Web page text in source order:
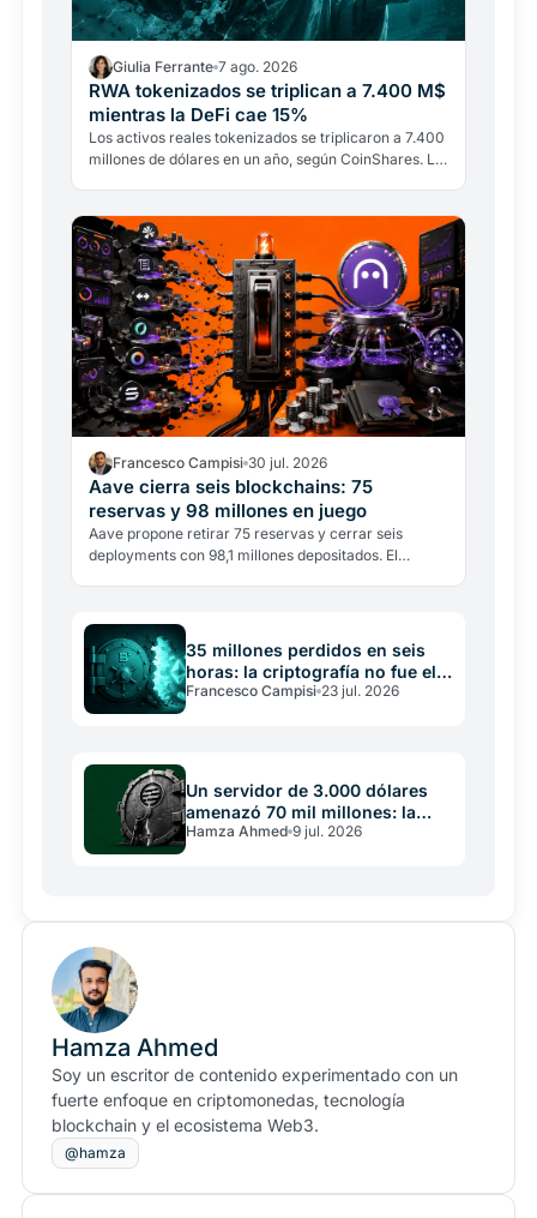
Giulia Ferrante 7 ago. 2026
RWA tokenizados se triplican a 7.400 M$
mientras la DeFi cae 15%
Los activos reales tokenizados se triplicaron a 7.400
millones de dólares en un año, según CoinShares. La
Francesco Campisi 30 jul. 2026
Aave cierra seis blockchains: 75
reservas y 98 millones en juego
Aave propone retirar 75 reservas y cerrar seis
deployments con 98,1 millones depositados. El
35 millones perdidos en seis
horas: la criptografía no fue el
problema
Francesco Campisi 23 jul. 2026
Un servidor de 3.000 dólares
amenazó 70 mil millones: la
falla de Aptos
Hamza Ahmed 9 jul. 2026
Hamza Ahmed
Soy un escritor de contenido experimentado con un
fuerte enfoque en criptomonedas, tecnología
blockchain y el ecosistema Web3.
@hamza